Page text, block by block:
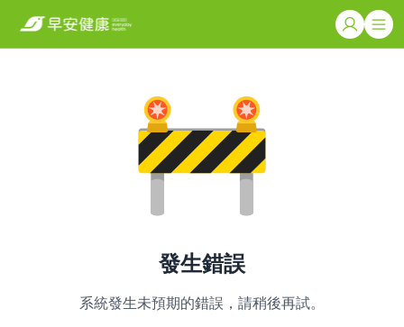
發生錯誤
系統發生未預期的錯誤，請稍後再試。